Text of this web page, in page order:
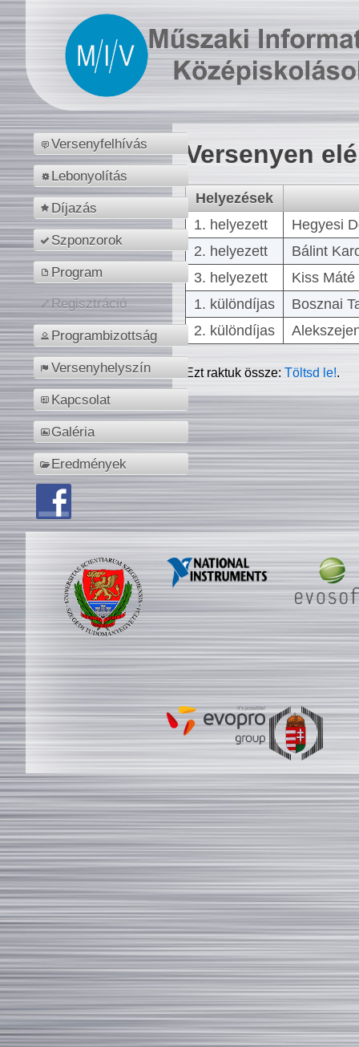
Versenyfelhívás
Lebonyolítás
Díjazás
Szponzorok
Program
Regisztráció
Programbizottság
Versenyhelyszín
Kapcsolat
Galéria
Eredmények
Versenyen
Helyezések
1. helyezett
Hegyesi
2. helyezett
Bálint
3. helyezett
Kiss
1. különdíjas
Bosznai
2. különdíjas
Ezt raktuk össze:Töltsd le!.